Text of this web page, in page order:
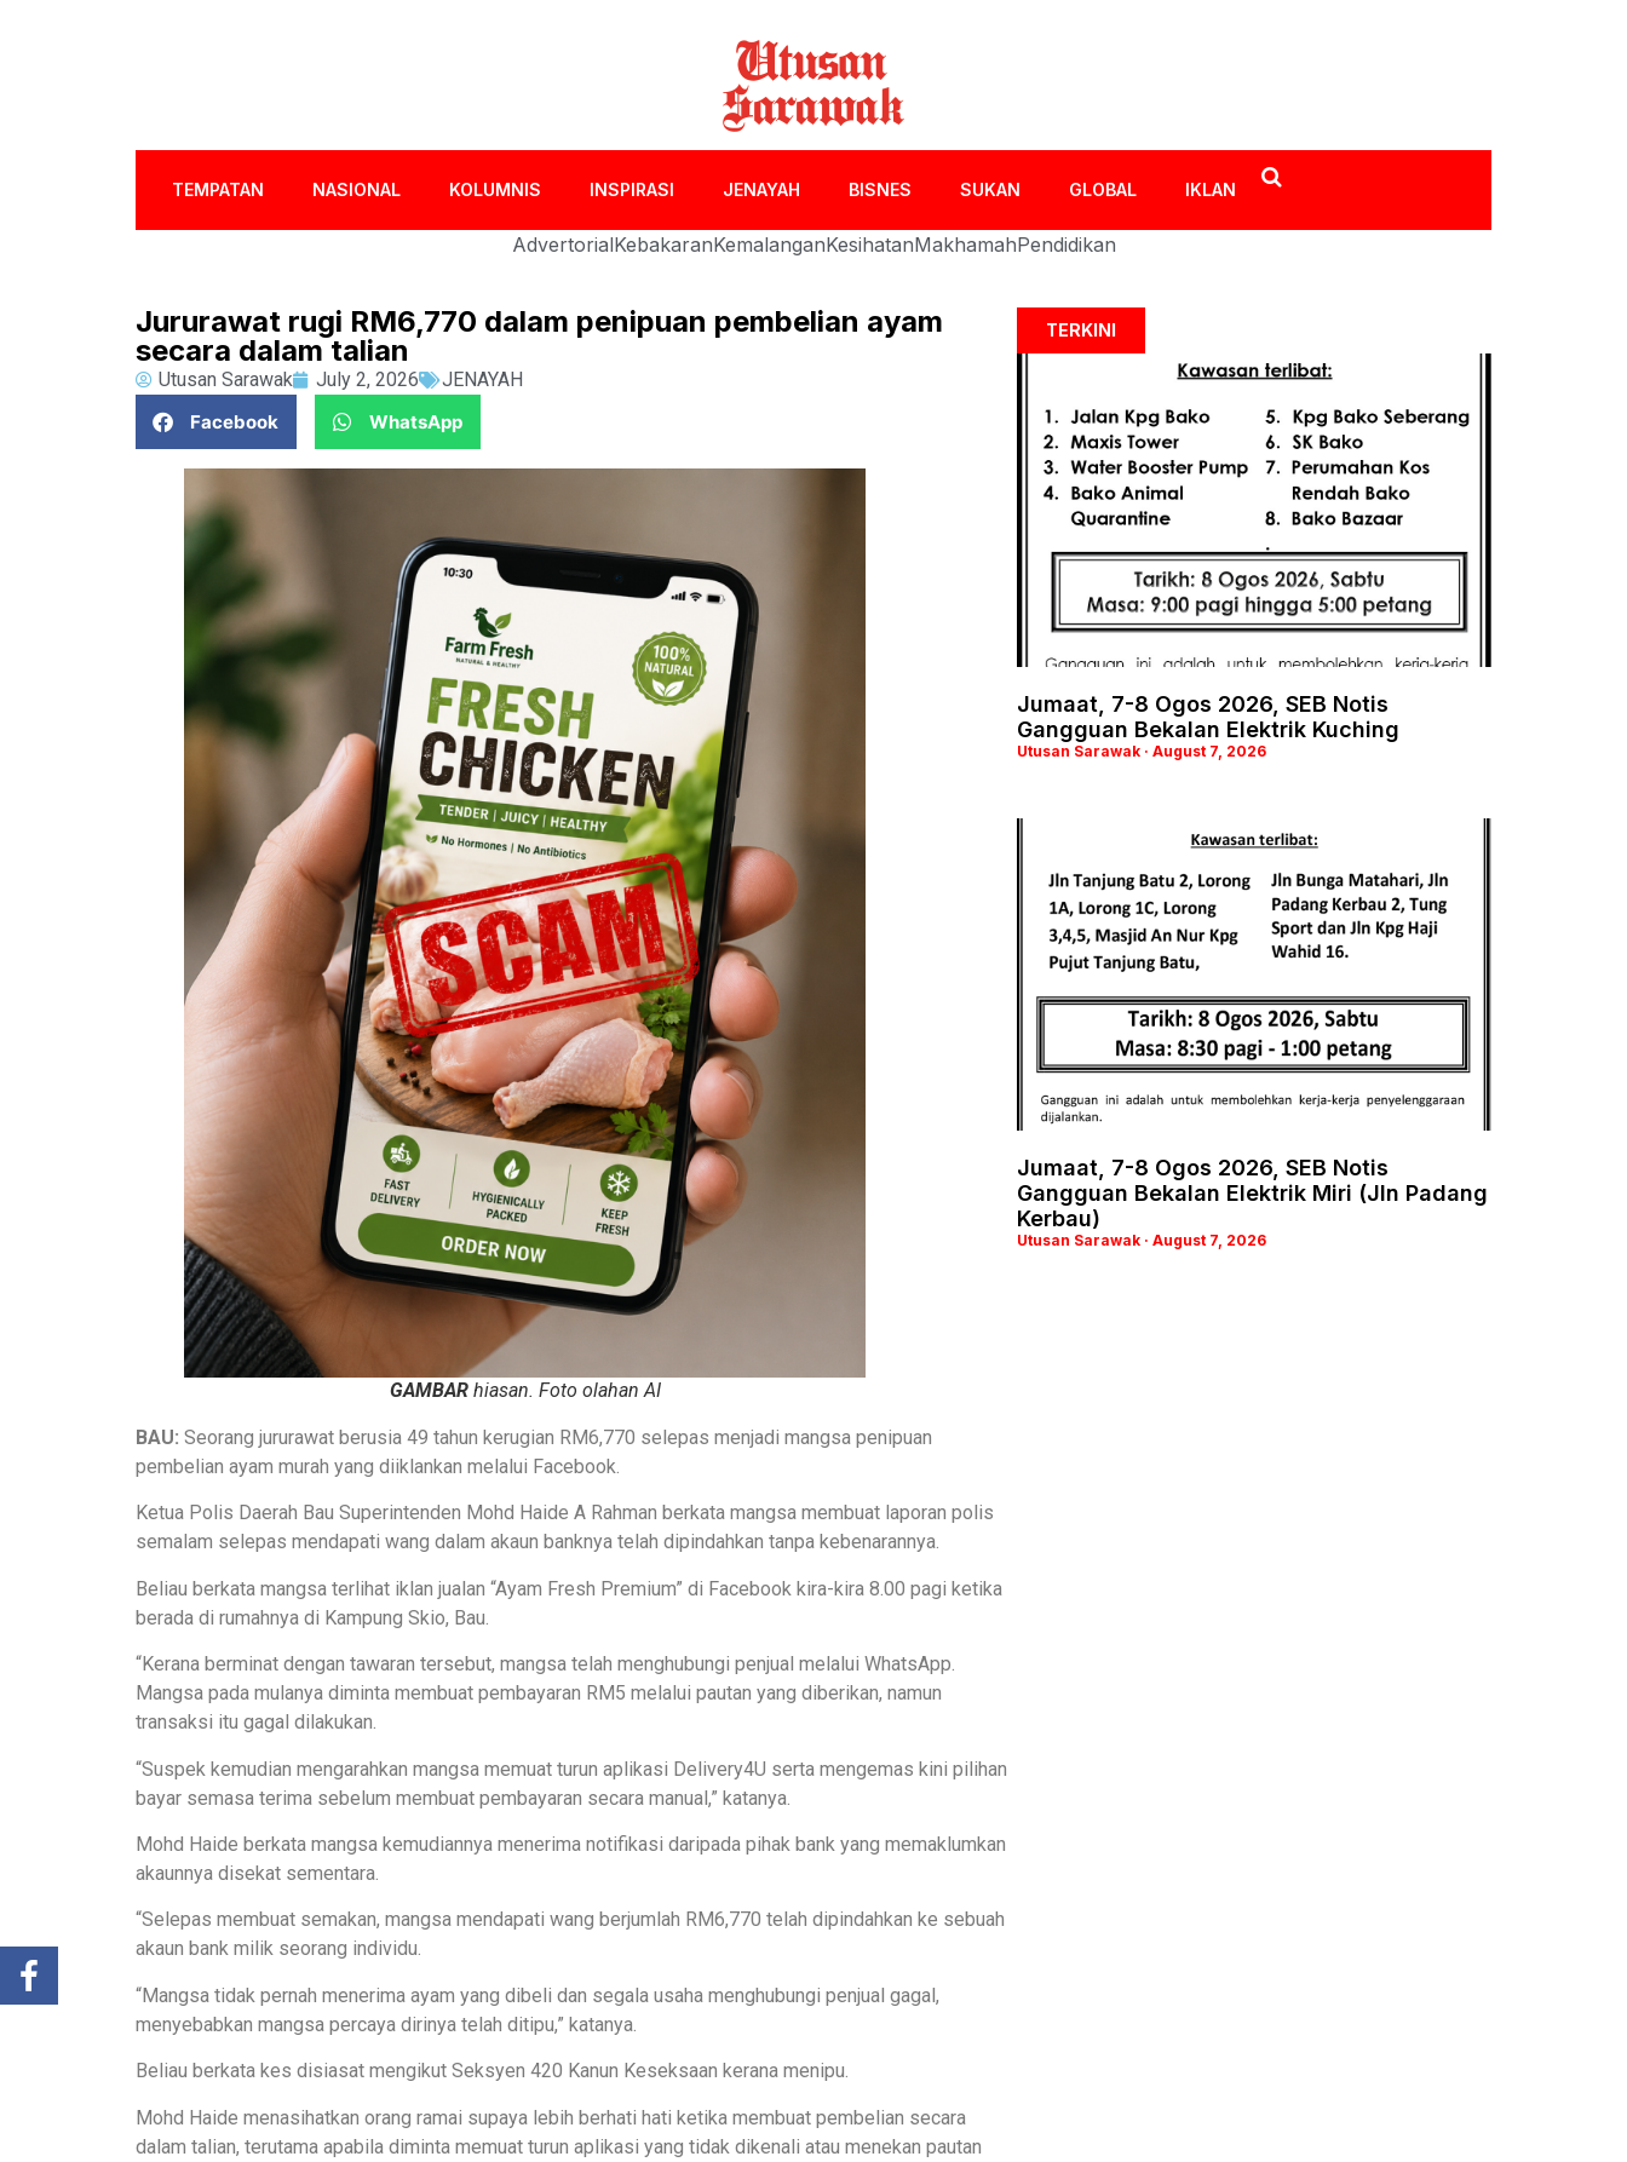
TEMPATAN NASIONAL KOLUMNIS INSPIRASI JENAYAH BISNES SUKAN GLOBAL IKLAN
AdvertorialKebakaranKemalanganKesihatanMakhamahPendidikan
Jururawat rugi RM6,770 dalam penipuan pembelian ayam
secara dalam talian
Utusan Sarawak July 2, 2026
JENAYAH
Facebook
WhatsApp
GAMBAR hiasan. Foto olahan AI
BAU: Seorang jururawat berusia 49 tahun kerugian RM6,770 selepas menjadi mangsa penipuan
pembelian ayam murah yang diiklankan melalui Facebook.
Ketua Polis Daerah Bau Superintenden Mohd Haide A Rahman berkata mangsa membuat laporan polis
semalam selepas mendapati wang dalam akaun banknya telah dipindahkan tanpa kebenarannya.
Beliau berkata mangsa terlihat iklan jualan “Ayam Fresh Premium” di Facebook kira-kira 8.00 pagi ketika
berada di rumahnya di Kampung Skio, Bau.
“Kerana berminat dengan tawaran tersebut, mangsa telah menghubungi penjual melalui WhatsApp.
Mangsa pada mulanya diminta membuat pembayaran RM5 melalui pautan yang diberikan, namun
transaksi itu gagal dilakukan.
“Suspek kemudian mengarahkan mangsa memuat turun aplikasi Delivery4U serta mengemas kini pilihan
bayar semasa terima sebelum membuat pembayaran secara manual,” katanya.
Mohd Haide berkata mangsa kemudiannya menerima notifikasi daripada pihak bank yang memaklumkan
akaunnya disekat sementara.
“Selepas membuat semakan, mangsa mendapati wang berjumlah RM6,770 telah dipindahkan ke sebuah
akaun bank milik seorang individu.
“Mangsa tidak pernah menerima ayam yang dibeli dan segala usaha menghubungi penjual gagal,
menyebabkan mangsa percaya dirinya telah ditipu,” katanya.
Beliau berkata kes disiasat mengikut Seksyen 420 Kanun Keseksaan kerana menipu.
Mohd Haide menasihatkan orang ramai supaya lebih berhati hati ketika membuat pembelian secara
dalam talian, terutama apabila diminta memuat turun aplikasi yang tidak dikenali atau menekan pautan
TERKINI
Jumaat, 7-8 Ogos 2026, SEB Notis
Gangguan Bekalan Elektrik Kuching
Utusan Sarawak August 7, 2026
Jumaat, 7-8 Ogos 2026, SEB Notis
Gangguan Bekalan Elektrik Miri (Jln Padang
Kerbau)
Utusan Sarawak August 7, 2026